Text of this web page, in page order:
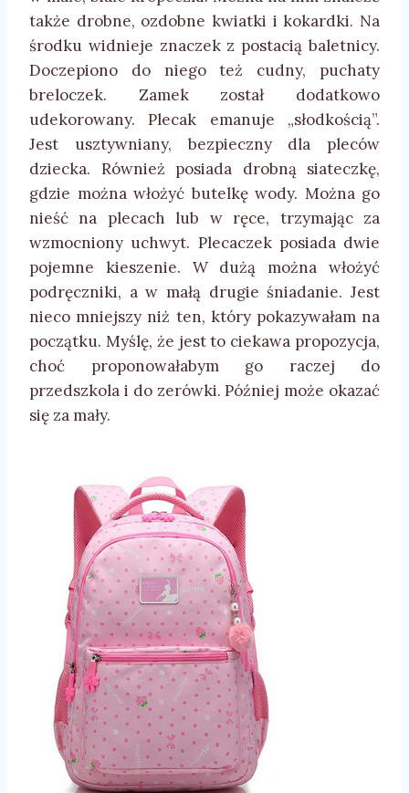
także drobne, ozdobne kwiatki i kokardki. Na
środku widnieje znaczek z postacią baletnicy.
Doczepiono do niego też cudny, puchaty
breloczek. Zamek został dodatkowo
udekorowany. Plecak emanuje „słodkością”.
Jest usztywniany, bezpieczny dla pleców
dziecka. Również posiada drobną siateczkę,
gdzie można włożyć butelkę wody. Można go
nieść na plecach lub w ręce, trzymając za
wzmocniony uchwyt. Plecaczek posiada dwie
pojemne kieszenie. W dużą można włożyć
podręczniki, a w małą drugie śniadanie. Jest
nieco mniejszy niż ten, który pokazywałam na
początku. Myślę, że jest to ciekawa propozycja,
choć proponowałabym go raczej do
przedszkola i do zerówki. Później może okazać
się za mały.